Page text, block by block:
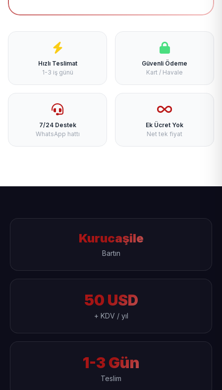
Hızlı Teslimat
1-3 iş günü
Güvenli Ödeme
Kart / Havale
7/24 Destek
WhatsApp hattı
Ek Ücret Yok
Net tek fiyat
Kurucaşile
Bartın
50 USD
+ KDV / yıl
1-3 Gün
Teslim